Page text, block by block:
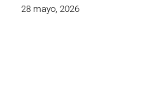
28 mayo, 2026